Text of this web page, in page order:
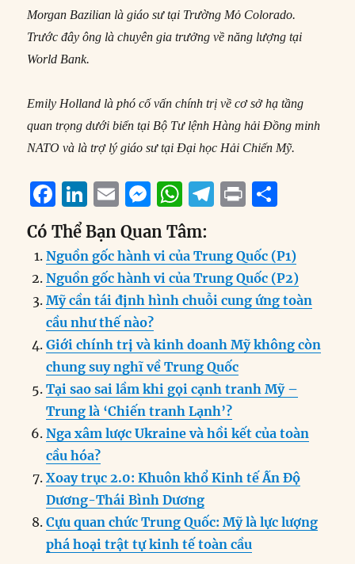
Morgan Bazilian là giáo sư tại Trường Mỏ Colorado.
Trước đây ông là chuyên gia trưởng về năng lượng tại
World Bank.
Emily Holland là phó cố vấn chính trị về cơ sở hạ tầng
quan trọng dưới biển tại Bộ Tư lệnh Hàng hải Đồng minh
NATO và là trợ lý giáo sư tại Đại học Hải Chiến Mỹ.
F
a
c
e
b
o
o
k
Li
n
k
e
d
I
n
E
m
ai
l
M
ss
e
n
g
er
W
h
at
s
A
p
T
g
r
m
P
n
t
a
re
Có Thể Bạn Quan Tâm:
Nguồn gốc hành vi của Trung Quốc (P1)
Nguồn gốc hành vi của Trung Quốc (P2)
Mỹ cần tái định hình chuỗi cung ứng toàn
cầu như thế nào?
Giới chính trị và kinh doanh Mỹ không còn
chung suy nghĩ về Trung Quốc
Tại sao sai lầm khi gọi cạnh tranh Mỹ –
Trung là ‘Chiến tranh Lạnh’?
Nga xâm lược Ukraine và hồi kết của toàn
cầu hóa?
Xoay trục 2.0: Khuôn khổ Kinh tế Ấn Độ
Dương-Thái Bình Dương
Cựu quan chức Trung Quốc: Mỹ là lực lượng
phá hoại trật tự kinh tế toàn cầu